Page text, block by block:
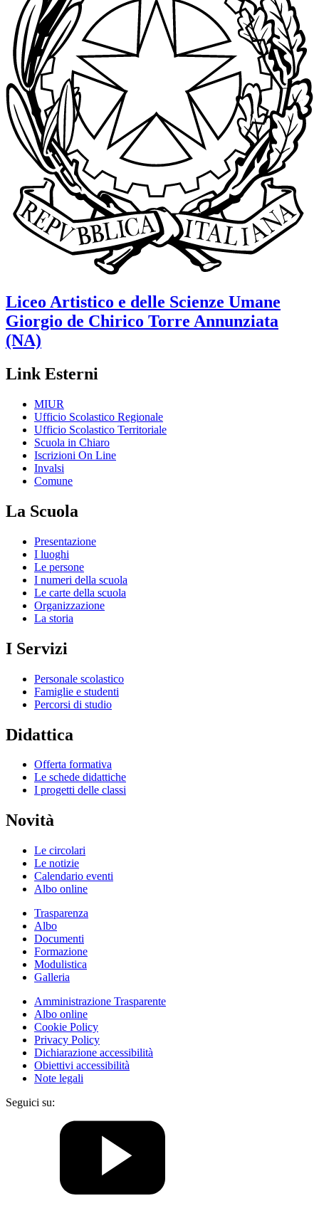
Liceo Artistico e delle Scienze Umane
Giorgio de Chirico Torre Annunziata
(NA)
Link Esterni
MIUR
Ufficio Scolastico Regionale
Ufficio Scolastico Territoriale
Scuola in Chiaro
Iscrizioni On Line
Invalsi
Comune
La Scuola
Presentazione
I luoghi
Le persone
I numeri della scuola
Le carte della scuola
Organizzazione
La storia
I Servizi
Personale scolastico
Famiglie e studenti
Percorsi di studio
Didattica
Offerta formativa
Le schede didattiche
I progetti delle classi
Novità
Le circolari
Le notizie
Calendario eventi
Albo online
Trasparenza
Albo
Documenti
Formazione
Modulistica
Galleria
Amministrazione Trasparente
Albo online
Cookie Policy
Privacy Policy
Dichiarazione accessibilità
Obiettivi accessibilità
Note legali
Seguici su: